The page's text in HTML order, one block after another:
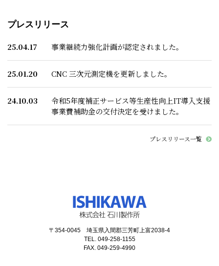
プレスリリース
25.04.17 事業継続力強化計画が認定されました。
25.01.20 CNC 三次元測定機を更新しました。
24.10.03
令和5年度補正サービス等生産性向上IT導入支援
事業費補助金の交付決定を受けました。
プレスリリース一覧
〒354-0045 埼玉県入間郡三芳町上富2038-4
TEL. 049-258-1155
FAX. 049-259-4990